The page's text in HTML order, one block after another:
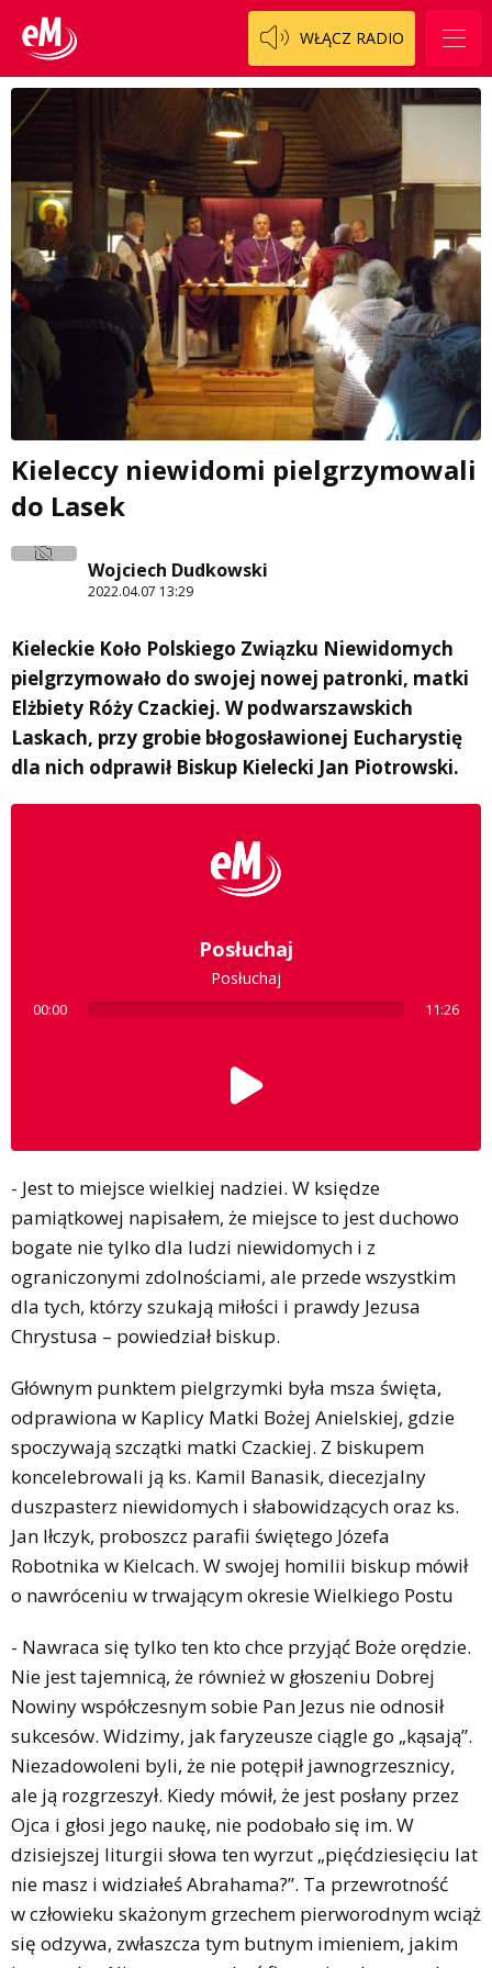
WŁĄCZ RADIO
Kieleccy niewidomi pielgrzymowali
do Lasek
Wojciech Dudkowski
2022.04.07 13:29
Kieleckie Koło Polskiego Związku Niewidomych
pielgrzymowało do swojej nowej patronki, matki
Elżbiety Róży Czackiej. W podwarszawskich
Laskach, przy grobie błogosławionej Eucharystię
dla nich odprawił Biskup Kielecki Jan Piotrowski.
Posłuchaj
Posłuchaj
00:00 11:26
- Jest to miejsce wielkiej nadziei. W księdze
pamiątkowej napisałem, że miejsce to jest duchowo
bogate nie tylko dla ludzi niewidomych i z
ograniczonymi zdolnościami, ale przede wszystkim
dla tych, którzy szukają miłości i prawdy Jezusa
Chrystusa – powiedział biskup.
Głównym punktem pielgrzymki była msza święta,
odprawiona w Kaplicy Matki Bożej Anielskiej, gdzie
spoczywają szczątki matki Czackiej. Z biskupem
koncelebrowali ją ks. Kamil Banasik, diecezjalny
duszpasterz niewidomych i słabowidzących oraz ks.
Jan Iłczyk, proboszcz parafii świętego Józefa
Robotnika w Kielcach. W swojej homilii biskup mówił
o nawróceniu w trwającym okresie Wielkiego Postu
- Nawraca się tylko ten kto chce przyjąć Boże orędzie.
Nie jest tajemnicą, że również w głoszeniu Dobrej
Nowiny współczesnym sobie Pan Jezus nie odnosił
sukcesów. Widzimy, jak faryzeusze ciągle go „kąsają”.
Niezadowoleni byli, że nie potępił jawnogrzesznicy,
ale ją rozgrzeszył. Kiedy mówił, że jest posłany przez
Ojca i głosi jego naukę, nie podobało się im. W
dzisiejszej liturgii słowa ten wyrzut „pięćdziesięciu lat
nie masz i widziałeś Abrahama?”. Ta przewrotność
w człowieku skażonym grzechem pierworodnym wciąż
się odzywa, zwłaszcza tym butnym imieniem, jakim